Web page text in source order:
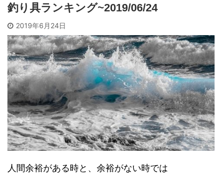
釣り具ランキング~2019/06/24
2019年6月24日
人間余裕がある時と、余裕がない時では